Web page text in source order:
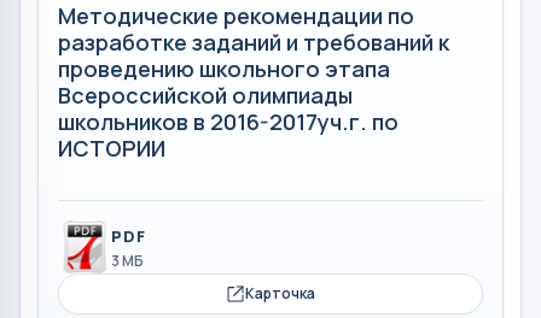
Методические рекомендации по
разработке заданий и требований к
проведению школьного этапа
Всероссийской олимпиады
школьников в 2016-2017уч.г. по
ИСТОРИИ
PDF
3 МБ
Карточка